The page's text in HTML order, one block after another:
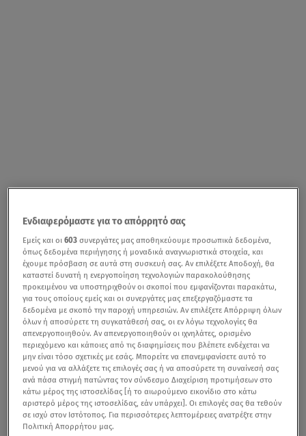
Ενδιαφερόμαστε για το απόρρητό σας
Εμείς και οι603 συνεργάτες μας αποθηκεύουμε προσωπικά δεδομένα,
όπως δεδομένα περιήγησης ή μοναδικά αναγνωριστικά στοιχεία, και
έχουμε πρόσβαση σε αυτά στη συσκευή σας. Αν επιλέξετε Αποδοχή, θα
καταστεί δυνατή η ενεργοποίηση τεχνολογιών παρακολούθησης
προκειμένου να υποστηριχθούν οι σκοποί που εμφανίζονται παρακάτω,
για τους οποίους εμείς και οι συνεργάτες μας επεξεργαζόμαστε τα
δεδομένα με σκοπό την παροχή υπηρεσιών. Αν επιλέξετε Απόρριψη όλων
όλων ή αποσύρετε τη συγκατάθεσή σας, οι εν λόγω τεχνολογίες θα
απενεργοποιηθούν. Αν απενεργοποιηθούν οι ιχνηλάτες, ορισμένο
περιεχόμενο και κάποιες από τις διαφημίσεις που βλέπετε ενδέχεται να
μην είναι τόσο σχετικές με εσάς. Μπορείτε να επανεμφανίσετε αυτό το
μενού για να αλλάξετε τις επιλογές σας ή να αποσύρετε τη συναίνεσή σας
ανά πάσα στιγμή πατώντας τον σύνδεσμο Διαχείριση προτιμήσεων στο
κάτω μέρος της ιστοσελίδας [ή το αιωρούμενο εικονίδιο στο κάτω
αριστερό μέρος της ιστοσελίδας, εάν υπάρχει]. Οι επιλογές σας θα τεθούν
σε ισχύ στον Ιστότοπος. Για περισσότερες λεπτομέρειες ανατρέξτε στην
Πολιτική Απορρήτου μας.